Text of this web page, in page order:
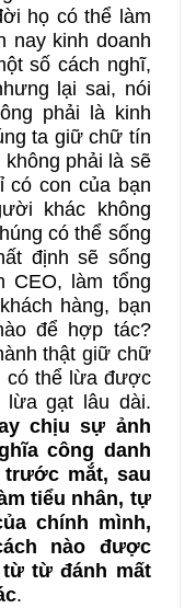
họ có thể làm
nay kinh doanh
số cách nghĩ,
lại sai, nói
phải là kinh
ta giữ chữ tín
phải là sẽ
có con của bạn
khác không
có thể sống
định sẽ sống
CEO, làm tổng
hàng, bạn
để hợp tác?
thật giữ chữ
có thể lừa được
lừa gạt lâu dài.
chịu sự ảnh
công danh
mắt, sau
tiểu nhân, tự
chính mình,
nào được
từ đánh mất
.